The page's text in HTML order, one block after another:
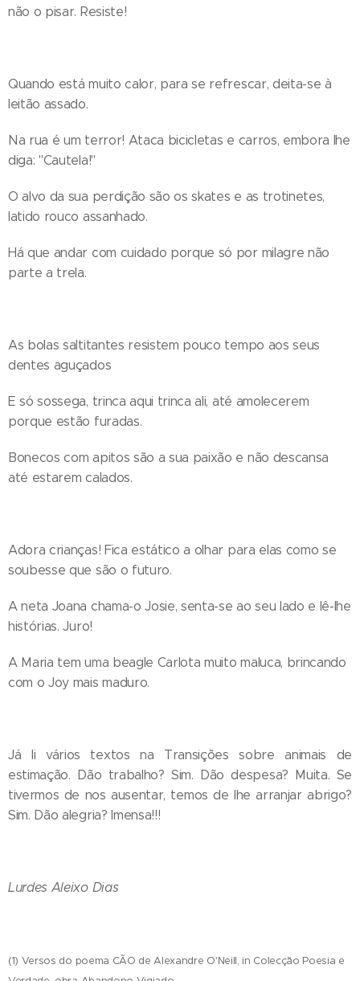
não o pisar. Resiste!
Quando está muito calor, para se refrescar, deita-se à
leitão assado.
Na rua é um terror! Ataca bicicletas e carros, embora lhe
diga: "Cautela!"
O alvo da sua perdição são os skates e as trotinetes,
latido rouco assanhado.
Há que andar com cuidado porque só por milagre não
parte a trela.
As bolas saltitantes resistem pouco tempo aos seus
dentes aguçados
E só sossega, trinca aqui trinca ali, até amolecerem
porque estão furadas.
Bonecos com apitos são a sua paixão e não descansa
até estarem calados.
Adora crianças! Fica estático a olhar para elas como se
soubesse que são o futuro.
A neta Joana chama-o Josie, senta-se ao seu lado e lê-lhe
histórias. Juro!
A Maria tem uma beagle Carlota muito maluca, brincando
com o Joy mais maduro.
Já li vários textos na Transições sobre animais de
estimação. Dão trabalho? Sim. Dão despesa? Muita. Se
tivermos de nos ausentar, temos de lhe arranjar abrigo?
Sim. Dão alegria? Imensa!!!
Lurdes Aleixo Dias
(1) Versos do poema CÃO de Alexandre O'Neill, in Colecção Poesia e